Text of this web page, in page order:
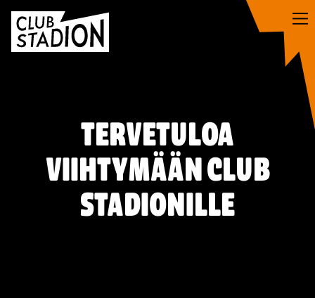
sisältöön
TERVETULOA
VIIHTYMÄÄN CLUB
STADIONILLE